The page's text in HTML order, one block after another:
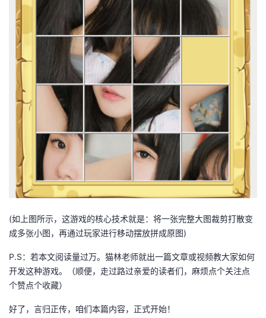
发
者
学
堂
课
程
的
认
证
我
的
实
验
我
的
收
藏
Programs
的
支
持
我
技
术
支
的
云
声
议
(如上图所示，这游戏的核心技术就是：将一张完整大图裁剪打散变
成多张小图，再通过玩家进行移动摆放拼成原图)
P.S：若本文阅读量过万。猫林老师就出一篇文章或视频教大家如何
开发这种游戏。（顺便，走过路过亲爱的读者们，麻烦点个关注点
个赞点个收藏）
好了，言归正传，咱们本篇内容，正式开始！